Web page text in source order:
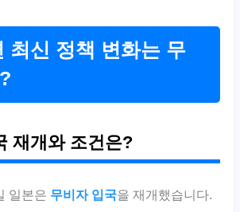
최신 정책 변화는 무
재개와 조건은?
일본은 무비자 입국을 재개했습니다.